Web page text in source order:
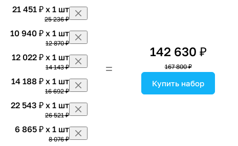
21 451 ₽ x 1 шт
25 236 ₽
10 940 ₽ x 1 шт
12 870 ₽
12 022 ₽ x 1 шт
14 143 ₽
14 188 ₽ x 1 шт
16 692 ₽
22 543 ₽ x 1 шт
26 521 ₽
6 865 ₽ x 1 шт
8 076 ₽
142 630 ₽
167 800 ₽
Купить набор